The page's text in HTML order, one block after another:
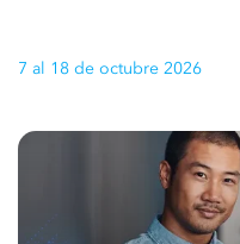
7 al 18 de octubre 2026